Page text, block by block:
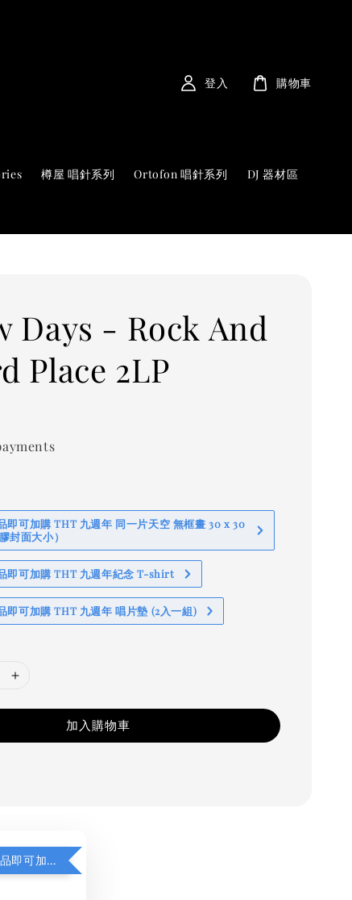
樽屋 唱針系列 Ortofon 唱針系列 DJ 器材區
登入 購物車
Days - Rock And
Place 2LP
即可加購 THT 九週年 同一片天空 無框畫 30 x 30
封面大小）
即可加購 THT 九週年紀念 T-shirt
即可加購 THT 九週年 唱片墊 (2入一組)
加入購物車
凡購買任一商品即可加購 THT 九週年 同一片天空 無框畫 30 x 30 cm 附掛勾 (黑膠封面大小）